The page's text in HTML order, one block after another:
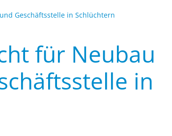
Geschäftsstelle in Schlüchtern
für Neubau
in